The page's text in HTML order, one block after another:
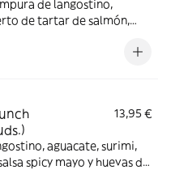
de langostino,
de tartar de salmón,
13,95 €
aguacate, surimi,
spicy mayo y huevas de